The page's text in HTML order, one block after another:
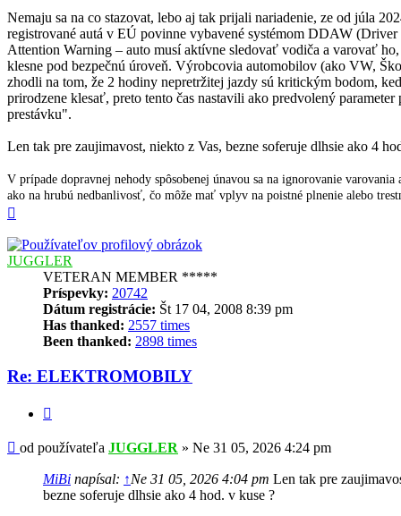
Nemaju sa na co stazovat, lebo aj tak prijali nariadenie, ze od júla
registrované autá v EÚ povinne vybavené systémom DDAW (Driver
Attention Warning – auto musí aktívne sledovať vodiča a varovať
klesne pod bezpečnú úroveň. Výrobcovia automobilov (ako VW,
zhodli na tom, že 2 hodiny nepretržitej jazdy sú kritickým bodom,
prirodzene klesať, preto tento čas nastavili ako predvolený
prestávku".
Len tak pre zaujimavost, niekto z Vas, bezne soferuje dlhsie ako 4
V prípade dopravnej nehody spôsobenej únavou sa na ignorovanie varovania
ako na hrubú nedbanlivosť, čo môže mať vplyv na poistné plnenie alebo
JUGGLER
VETERAN MEMBER *****
Príspevky: 20742
Dátum registrácie: Št 17 04, 2008 8:39 pm
Has thanked: 2557 times
Been thanked: 2898 times
Re: ELEKTROMOBILY
Príspevok
od používateľa JUGGLER » Ne 31 05, 2026 4:24 pm
MiBi napísal: ↑Ne 31 05, 2026 4:04 pm Len tak pre
bezne soferuje dlhsie ako 4 hod. v kuse ?